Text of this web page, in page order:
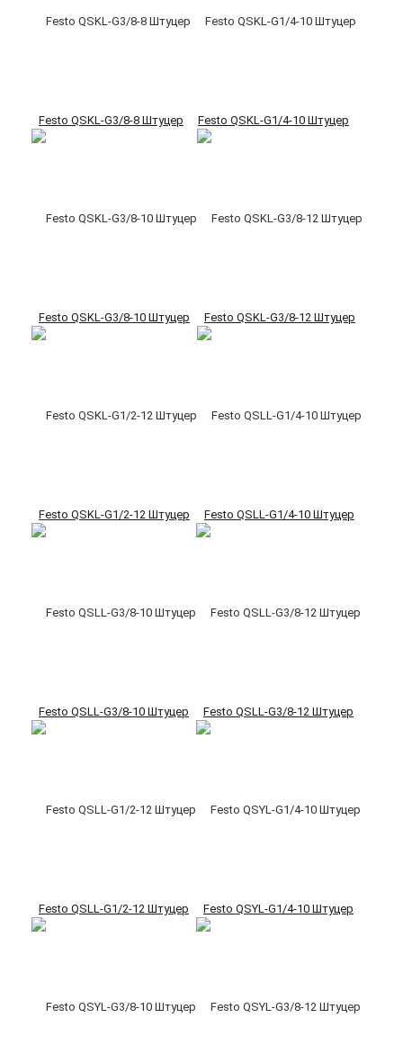
Festo QSKL-G3/8-8 Штуцер Festo QSKL-G1/4-10 Штуцер
Festo QSKL-G3/8-10 Штуцер Festo QSKL-G3/8-12 Штуцер
Festo QSKL-G1/2-12 Штуцер Festo QSLL-G1/4-10 Штуцер
Festo QSLL-G3/8-10 Штуцер Festo QSLL-G3/8-12 Штуцер
Festo QSLL-G1/2-12 Штуцер Festo QSYL-G1/4-10 Штуцер